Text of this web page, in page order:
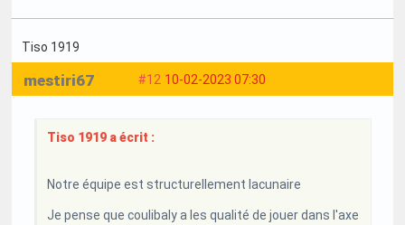
Tiso 1919
#12 10-02-2023 07:30
mestiri67
Tiso 1919 a écrit :
Notre équipe est structurellement lacunaire
Je pense que coulibaly a les qualité de jouer dans l'axe